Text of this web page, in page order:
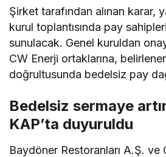
Şirket tarafından alınan karar,
kurul toplantısında pay
sunulacak. Genel kuruldan
CW Enerji ortaklarına,
doğrultusunda bedelsiz pay
Bedelsiz sermaye
KAP’ta duyuruldu
Baydöner Restoranları A.Ş. ve